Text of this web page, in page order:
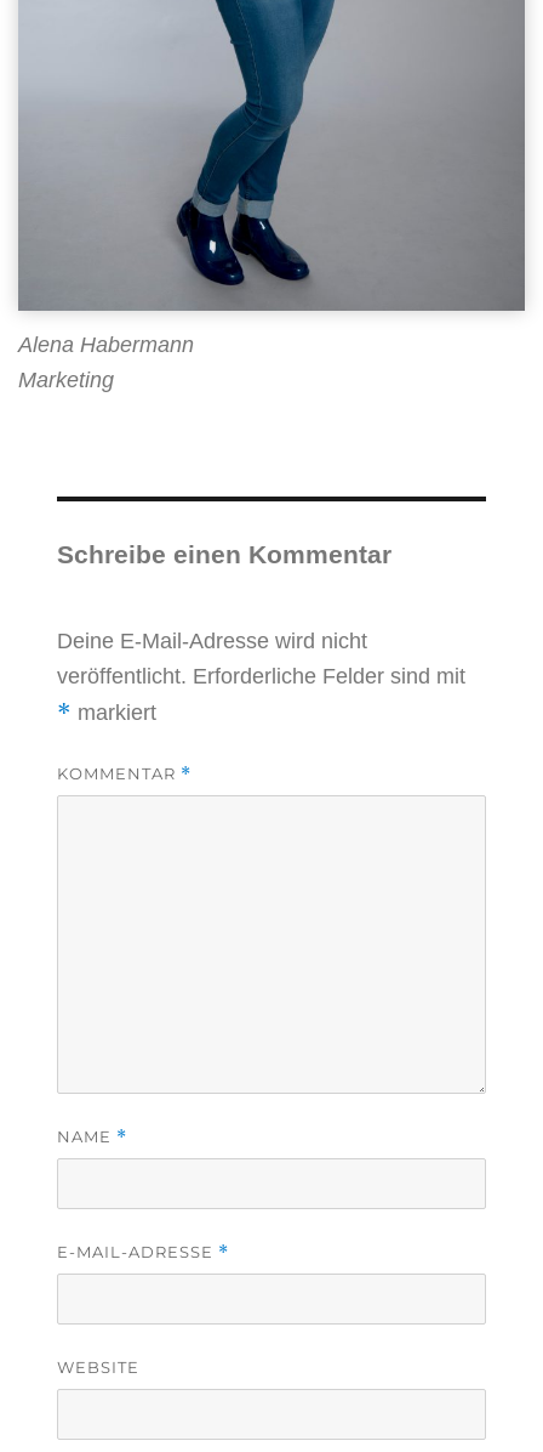
Alena Habermann
Marketing
Schreibe einen Kommentar
Deine E-Mail-Adresse wird nicht
veröffentlicht. Erforderliche Felder sind mit
* markiert
KOMMENTAR *
NAME *
E-MAIL-ADRESSE *
WEBSITE